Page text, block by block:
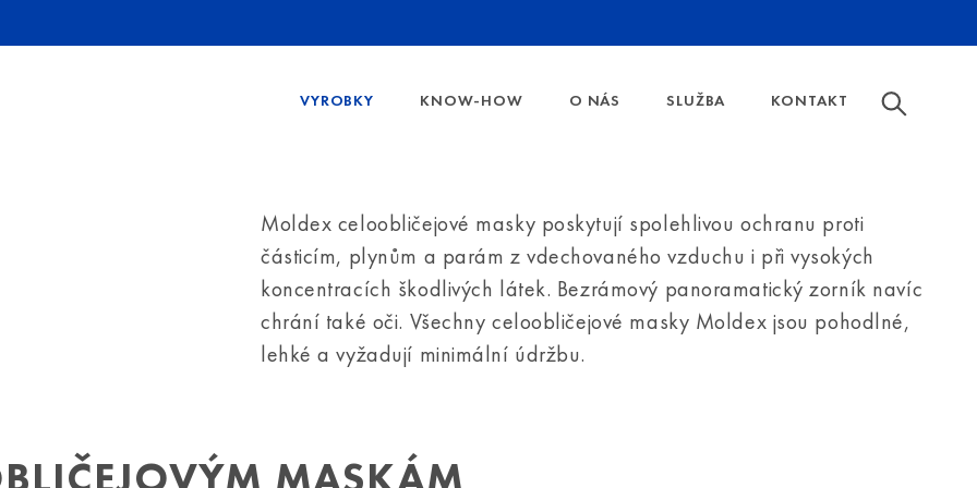
VYROBKY
LAMELOVÉ
SLUCHU S HLAVOVÝM OBLOUKEM
ZOBRAZIT VŠE
OCHRANNÉ BRÝLE
ZOBRAZIT VŠE
KNOW-HOW
FFP RESPIRÁTORY FAQ
HODNOTY ÚTLUMU CHRÁNIČE SLUCHU
TŘÍDY OCHRANY - PROTIČÁSTICOVÉ FILTRY
TŘÍDY OCHRANY - PROTIPLYNOVÉ FILTRY
O NÁS
KARIÉRA
HISTORIE
ŽIVOTNÍ PROSTŘEDÍ
SLUŽBA KONTAKT
Moldex celoobličejové masky poskytují spolehlivou ochranu proti
částicím, plynům a parám z vdechovaného vzduchu i při vysokých
koncentracích škodlivých látek. Bezrámový panoramatický zorník navíc
chrání také oči. Všechny celoobličejové masky Moldex jsou pohodlné,
lehké a vyžadují minimální údržbu.